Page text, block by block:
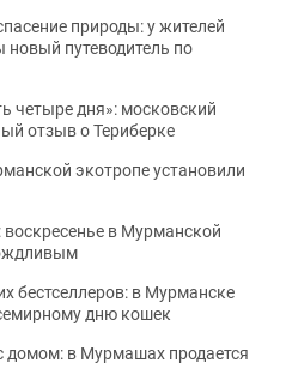
природы: у жителей
путеводитель по
четыре дня»: московский
отзыв о Териберке
экотропе установили
в Мурманской
бестселлеров: в Мурманске
дню кошек
домом: в Мурмашах продается